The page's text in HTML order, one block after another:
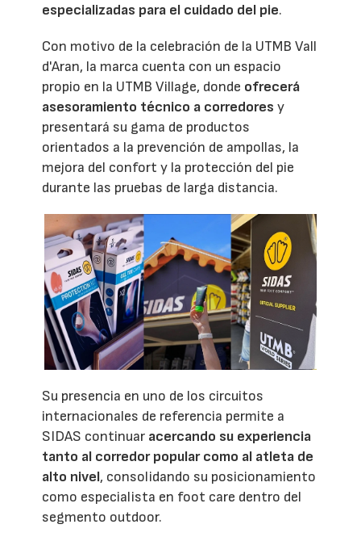
especializadas para el cuidado del pie.
Con motivo de la celebración de la UTMB Vall
d'Aran, la marca cuenta con un espacio
propio en la UTMB Village, donde ofrecerá
asesoramiento técnico a corredores y
presentará su gama de productos
orientados a la prevención de ampollas, la
mejora del confort y la protección del pie
durante las pruebas de larga distancia.
Su presencia en uno de los circuitos
internacionales de referencia permite a
SIDAS continuar acercando su experiencia
tanto al corredor popular como al atleta de
alto nivel, consolidando su posicionamiento
como especialista en foot care dentro del
segmento outdoor.